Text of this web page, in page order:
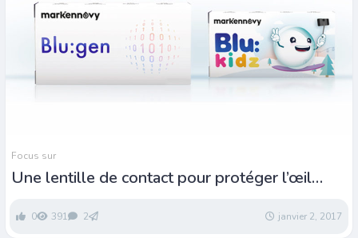
Focus sur
Une lentille de contact pour protéger l’œil
0 391 2 janvier 2, 2017